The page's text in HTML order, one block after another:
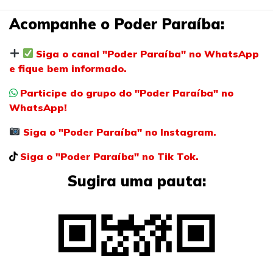
Acompanhe o Poder Paraíba:
Siga o canal "Poder Paraíba" no WhatsApp
e fique bem informado.
Participe do grupo do "Poder Paraíba" no
WhatsApp!
Siga o "Poder Paraíba" no Instagram.
Siga o "Poder Paraíba" no Tik Tok.
Sugira uma pauta: